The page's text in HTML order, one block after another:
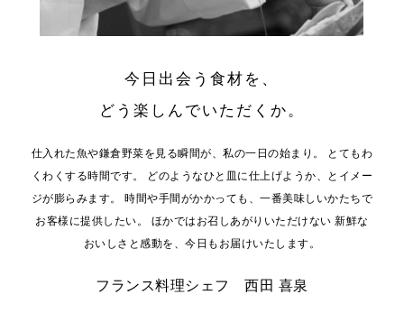
今日出会う食材を、
どう楽しんでいただくか。
仕入れた魚や鎌倉野菜を見る瞬間が、私の一日の始まり。
とてもわ
くわくする時間です。
どのようなひと皿に仕上げようか、とイメー
ジが膨らみます。
時間や手間がかかっても、一番美味しいかたちで
お客様に提供したい。
ほかではお召しあがりいただけない 新鮮な
おいしさと感動を、今日もお届けいたします。
フランス料理シェフ 西田 喜泉